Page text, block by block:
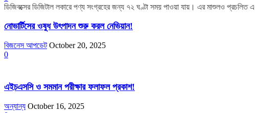
ডিজিবক্সের ডিজিটাল লকারে পণ্য সংগ্রহের জন্য ৭২ ঘণ্টা সময় পাওয়া যায়। এর মাশুলও প্রচলিত এ
নোভার্টিসের ওষুধ উৎপাদন শুরু করল নেভিয়ান!
বিজনেস আপডেট October 20, 2025
0
এইচএসসি ও সমমান পরীক্ষার ফলাফল প্রকাশ!
অন্যান্য October 16, 2025